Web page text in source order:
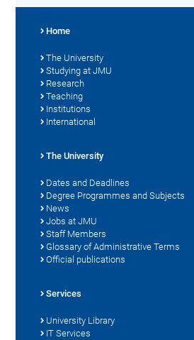
Home
The University
Studying at JMU
Research
Teaching
Institutions
International
The University
Dates and Deadlines
Degree Programmes and Subjects
News
Jobs at JMU
Staff Members
Glossary of Administrative Terms
Official publications
Services
University Library
IT Services